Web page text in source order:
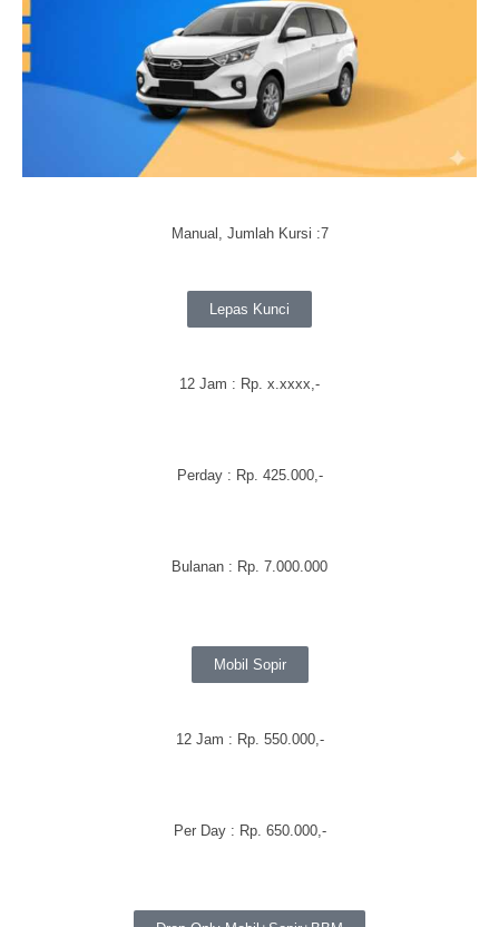
Manual, Jumlah Kursi :7
Lepas Kunci
12 Jam : Rp. x.xxxx,-
Perday: Rp. 425.000,-
Bulanan : Rp. 7.000.000
Mobil Sopir
12 Jam : Rp. 550.000,-
Per Day : Rp. 650.000,-